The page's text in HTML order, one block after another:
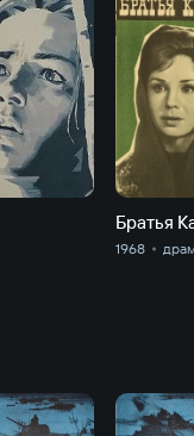
Братья
1968